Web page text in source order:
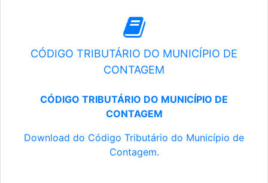
CÓDIGO TRIBUTÁRIO DO MUNICÍPIO DE
CONTAGEM
CÓDIGO TRIBUTÁRIO DO MUNICÍPIO DE
CONTAGEM
Download do Código Tributário do Município de
Contagem.